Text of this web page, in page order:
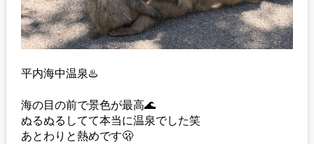
平内海中温泉♨️
海の目の前で景色が最高🌊
ぬるぬるしてて本当に温泉でした笑
あとわりと熱めです🫢